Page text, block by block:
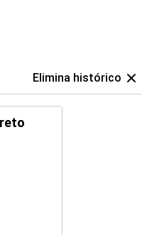
Elimina histórico